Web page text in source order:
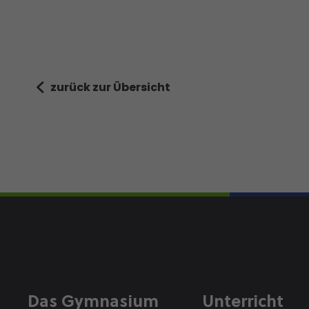
zurück zur Übersicht
Das Gymnasium Unterricht